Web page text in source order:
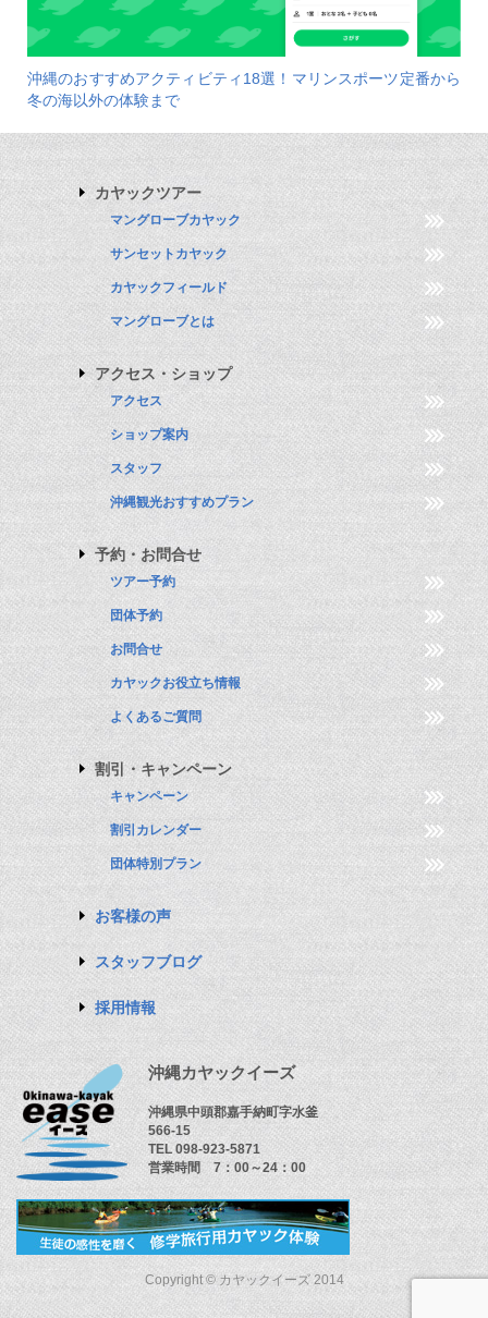
沖縄のおすすめアクティビティ18選！マリンスポーツ定番から
冬の海以外の体験まで
カヤックツアー
マングローブカヤック
サンセットカヤック
カヤックフィールド
マングローブとは
アクセス・ショップ
アクセス
ショップ案内
スタッフ
沖縄観光おすすめプラン
予約・お問合せ
ツアー予約
団体予約
お問合せ
カヤックお役立ち情報
よくあるご質問
割引・キャンペーン
キャンペーン
割引カレンダー
団体特別プラン
お客様の声
スタッフブログ
採用情報
沖縄カヤックイーズ
沖縄県中頭郡嘉手納町字水釜
566-15
TEL 098-923-5871
営業時間 7：00～24：00
Copyright © カヤックイーズ 2014